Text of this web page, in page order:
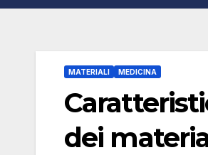
MATERIALI MEDICINA
dei